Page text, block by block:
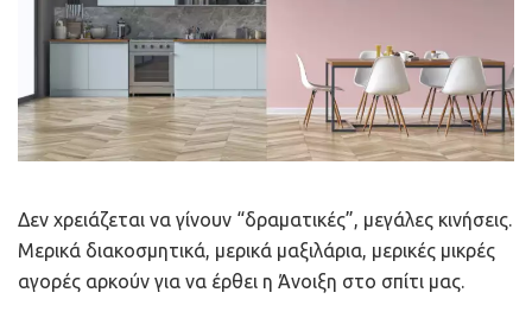
Δεν χρειάζεται να γίνουν “δραματικές”, μεγάλες κινήσεις.
Μερικά διακοσμητικά, μερικά μαξιλάρια, μερικές μικρές
αγορές αρκούν για να έρθει η Άνοιξη στο σπίτι μας.